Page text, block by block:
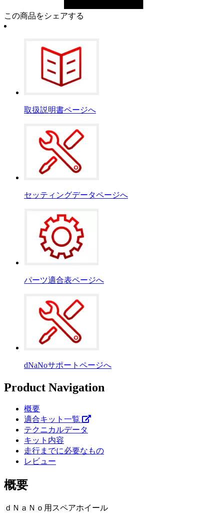
この商品をシェアする
取扱説明書ページへ
セッティングデータページへ
パーツ適合表ページへ
dNaNoサポートページへ
Product Navigation
概要
適合キット一覧
テクニカルデータ
キット内容
走行までに必要なもの
レビュー
概要
ｄＮａＮｏ用スペアホイール